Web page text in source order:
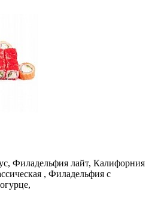
Филадельфия лайт, Калифорния
, Филадельфия с